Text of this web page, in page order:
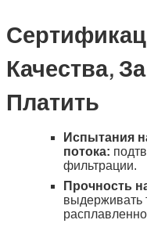
Качества,
Платить
Испытания
потока:
фильтрации.
Прочность
выдерживать